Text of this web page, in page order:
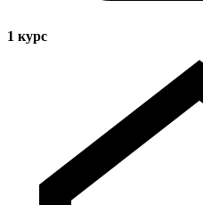
1 курс